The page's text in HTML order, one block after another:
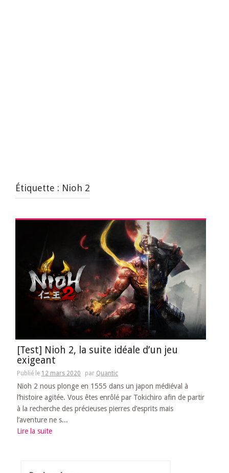
Étiquette : Nioh 2
[Test] Nioh 2, la suite idéale d’un jeu
exigeant
Publié le 12 mars 2020 par Quantic
Nioh 2 nous plonge en 1555 dans un japon médiéval à
l’histoire agitée. Vous êtes enrôlé par Tokichiro afin de partir
à la recherche des précieuses pierres d’esprits mais
l’aventure ne s...
Lire la suite